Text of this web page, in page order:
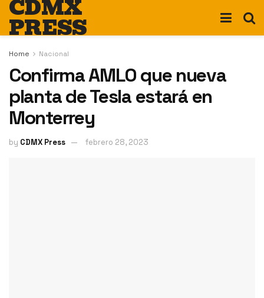
CDMX
PRESS
Home Nacional
Confirma AMLO que nueva
planta de Tesla estará en
Monterrey
by CDMX Press febrero 28, 2023